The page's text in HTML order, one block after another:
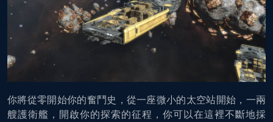
你將從零開始你的奮鬥史，從一座微小的太空站開始，一兩
艘護衛艦，開啟你的探索的征程，你可以在這裡不斷地採